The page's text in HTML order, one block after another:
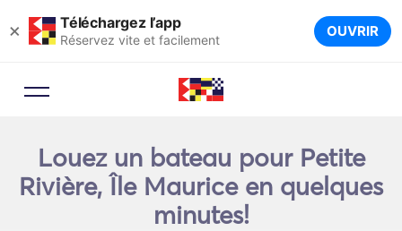
× Téléchargez l’app
Réservez vite et facilement OUVRIR
Louez un bateau pour Petite
Rivière, Île Maurice en quelques
minutes!